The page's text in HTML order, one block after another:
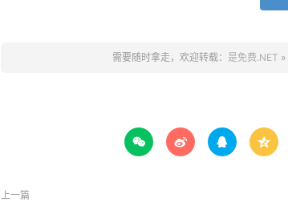
需要随时拿走，欢迎转载： 是免费.NET »
   
上一篇